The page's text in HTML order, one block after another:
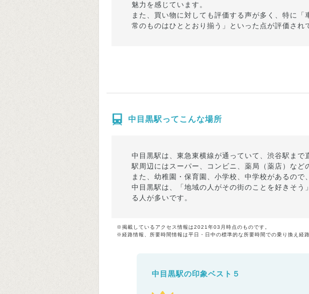
魅力を感じています。
また、買い物に対しても評価する声が多く、特に
常のものはひととおり揃う」といった点が評価され
中目黒駅ってこんな場所
中目黒駅は、東急東横線が通っていて、渋谷駅まで
駅周辺にはスーパー、コンビニ、薬局（薬店）など
また、幼稚園・保育園、小学校、中学校があるので
中目黒駅は、「地域の人がその街のことを好きそ
る人が多いです。
※掲載しているアクセス情報は2021年03月時点のものです。
※経路情報、所要時間情報は平日・日中の標準的な所要時間での乗り換え経
中目黒駅の印象ベスト５